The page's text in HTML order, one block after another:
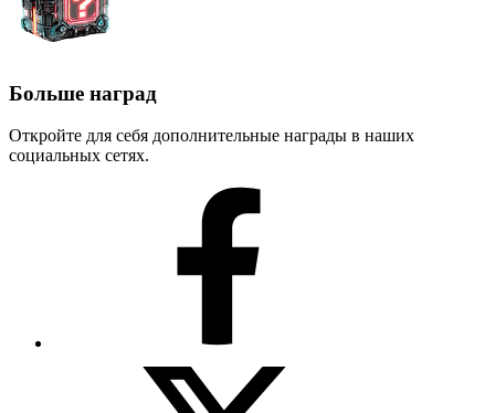
Больше наград
Откройте для себя дополнительные награды в наших
социальных сетях.